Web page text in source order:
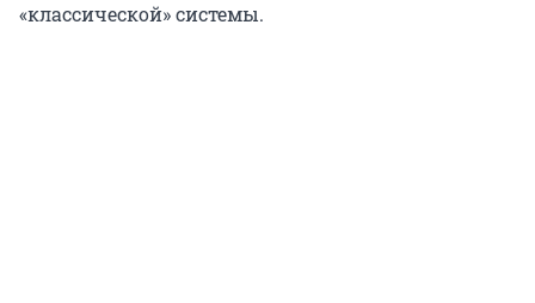
«классической» системы.